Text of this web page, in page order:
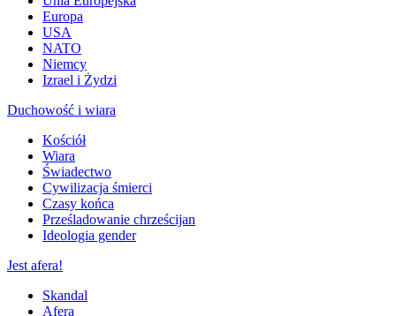
Europa
USA
NATO
Niemcy
Izrael i Żydzi
Duchowość i wiara
Kościół
Wiara
Świadectwo
Cywilizacja śmierci
Czasy końca
Prześladowanie chrześcijan
Ideologia gender
Jest afera!
Skandal
Afera